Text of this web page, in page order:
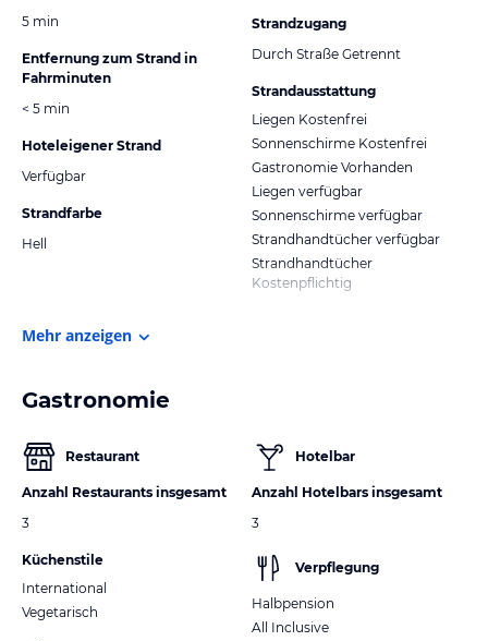
5 min
Entfernung zum Strand in
Fahrminuten
< 5 min
Hoteleigener Strand
Verfügbar
Strandfarbe
Hell
Strandzugang
Durch Straße Getrennt
Strandausstattung
Liegen Kostenfrei
Sonnenschirme Kostenfrei
Gastronomie Vorhanden
Liegen verfügbar
Sonnenschirme verfügbar
Strandhandtücher verfügbar
Strandhandtücher
Kostenpflichtig
Mehr anzeigen
Gastronomie
Restaurant
Anzahl Restaurants insgesamt
3
Küchenstile
International
Vegetarisch
Hotelbar
Anzahl Hotelbars insgesamt
3
Verpflegung
Halbpension
All Inclusive